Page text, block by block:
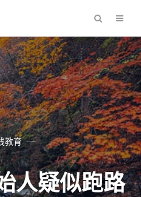
教育
人疑似跑路